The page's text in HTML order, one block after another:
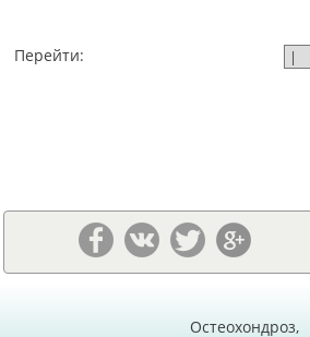
Перейти:
Остеохондроз,